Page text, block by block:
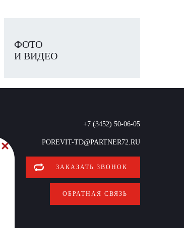
ФОТО
И ВИДЕО
+7 (3452) 50-06-05
POREVIT-TD@PARTNER72.RU
ЗАКАЗАТЬ ЗВОНОК
ОБРАТНАЯ СВЯЗЬ